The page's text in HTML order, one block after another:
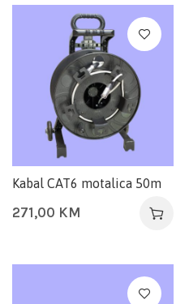
Kabal CAT6 motalica 50m
271,00 KM